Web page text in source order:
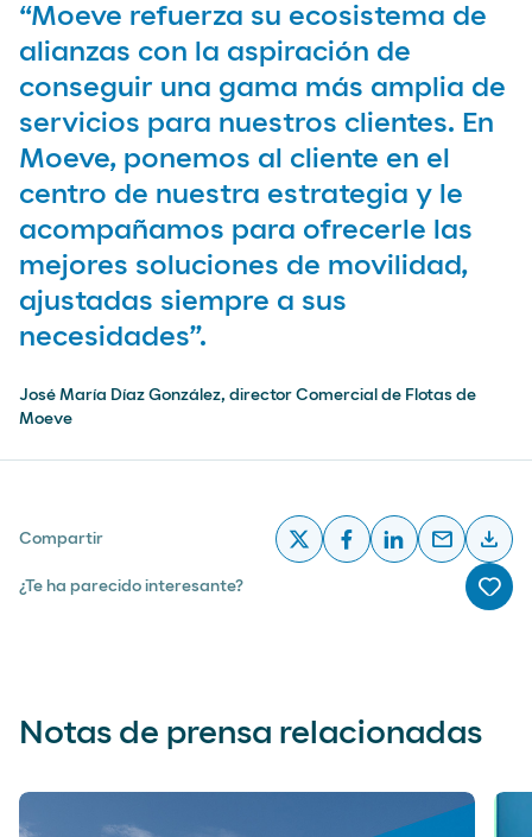
“Moeve refuerza su ecosistema de
alianzas con la aspiración de
conseguir una gama más amplia de
servicios para nuestros clientes. En
Moeve, ponemos al cliente en el
centro de nuestra estrategia y le
acompañamos para ofrecerle las
mejores soluciones de movilidad,
ajustadas siempre a sus
necesidades”.
José María Díaz González, director Comercial de Flotas de
Moeve
Compartir
x facebooklinkedin
emailemaildownload
¿Te ha parecido interesante?
Me
Notas de prensa relacionadas